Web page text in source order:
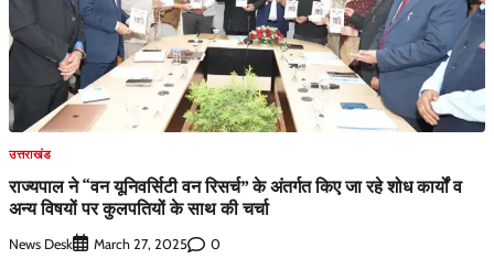
उत्तराखंड
राज्यपाल ने “वन यूनिवर्सिटी वन रिसर्च” के अंतर्गत किए जा रहे शोध कार्यों व
अन्य विषयों पर कुलपतियों के साथ की चर्चा
News Desk March 27, 2025 0